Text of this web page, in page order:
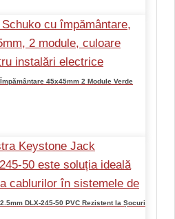
45x45mm 2 Module Verde
DLX-245-50 PVC Rezistent la Șocuri